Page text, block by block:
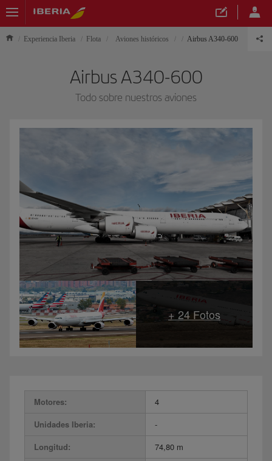
Experiencia Iberia Flota Aviones históricos Airbus A340-600
Airbus A340-600
Todo sobre nuestros aviones
Motores:
4
Unidades Iberia:
-
Longitud:
74,80 m